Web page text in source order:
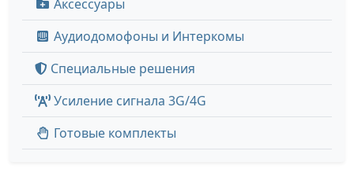
Аксессуары
Аудиодомофоны и Интеркомы
Специальные решения
Усиление сигнала 3G/4G
Готовые комплекты